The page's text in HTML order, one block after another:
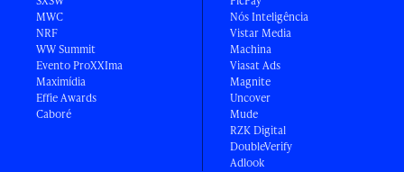
MWC
NRF
WW Summit
Evento ProXXIma
Maximídia
Effie Awards
Caboré
Nós Inteligência
Vistar Media
Machina
Viasat Ads
Magnite
Uncover
Mude
RZK Digital
DoubleVerify
Adlook